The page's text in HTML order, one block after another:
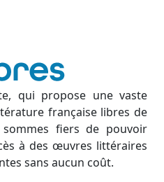
qui propose une vaste
française libres de
fiers de pouvoir
à des œuvres littéraires
sans aucun coût.